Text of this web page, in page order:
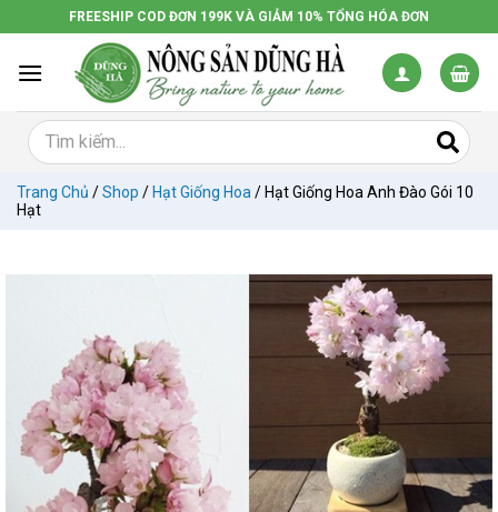
đến
dung
FREESHIP COD ĐƠN 199K VÀ GIẢM 10% TỔNG HÓA ĐƠN
Trang Chủ /Shop / Hạt Giống Hoa / Hạt Giống Hoa Anh Đào Gói 10
Hạt